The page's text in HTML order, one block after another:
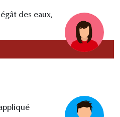
des eaux,